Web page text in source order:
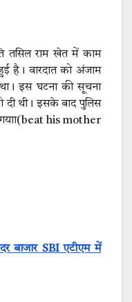
तसिल राम खेत में काम
है। वारदात को अंजाम
इस घटना की सूचना
दी थी। इसके बाद पुलिस
(beat his mother
बाजार SBI एटीएम में